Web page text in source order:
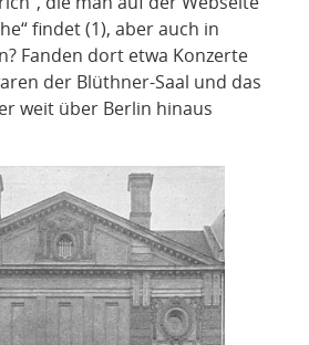
findet (1), aber auch in
Fanden dort etwa Konzerte
der Blüthner-Saal und das
weit über Berlin hinaus